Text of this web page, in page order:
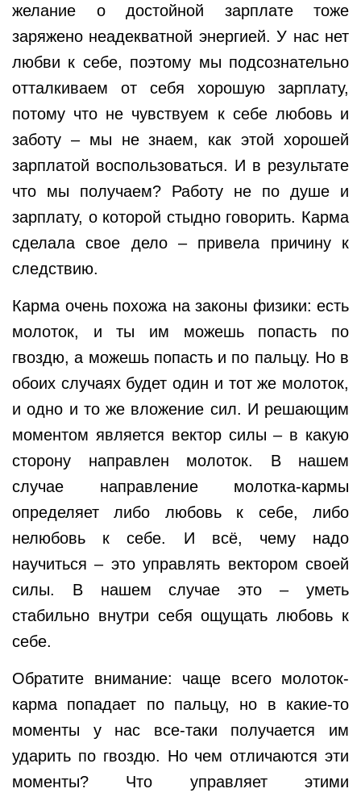
желание о достойной зарплате тоже
заряжено неадекватной энергией. У нас нет
любви к себе, поэтому мы подсознательно
отталкиваем от себя хорошую зарплату,
потому что не чувствуем к себе любовь и
заботу – мы не знаем, как этой хорошей
зарплатой воспользоваться. И в результате
что мы получаем? Работу не по душе и
зарплату, о которой стыдно говорить. Карма
сделала свое дело – привела причину к
следствию.
Карма очень похожа на законы физики: есть
молоток, и ты им можешь попасть по
гвоздю, а можешь попасть и по пальцу. Но в
обоих случаях будет один и тот же молоток,
и одно и то же вложение сил. И решающим
моментом является вектор силы – в какую
сторону направлен молоток. В нашем
случае направление молотка-кармы
определяет либо любовь к себе, либо
нелюбовь к себе. И всё, чему надо
научиться – это управлять вектором своей
силы. В нашем случае это – уметь
стабильно внутри себя ощущать любовь к
себе.
Обратите внимание: чаще всего молоток-
карма попадает по пальцу, но в какие-то
моменты у нас все-таки получается им
ударить по гвоздю. Но чем отличаются эти
моменты? Что управляет этими